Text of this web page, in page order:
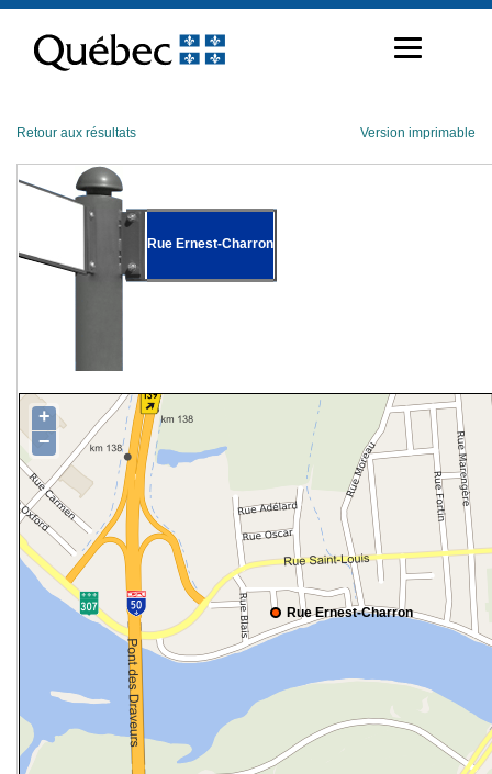
contenu
Retour aux résultats Version imprimable
Rue Ernest-Charron
Rue Ernest-Charron
+
−